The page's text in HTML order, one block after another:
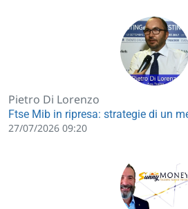
Pietro Di Lorenzo
Ftse Mib in ripresa: strategie di un
27/07/2026 09:20